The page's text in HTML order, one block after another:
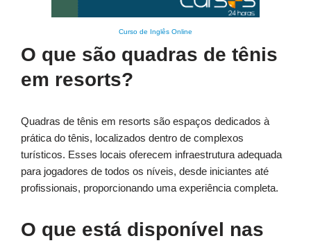
Curso de Inglês Online
O que são quadras de tênis
em resorts?
Quadras de tênis em resorts são espaços dedicados à
prática do tênis, localizados dentro de complexos
turísticos. Esses locais oferecem infraestrutura adequada
para jogadores de todos os níveis, desde iniciantes até
profissionais, proporcionando uma experiência completa.
O que está disponível nas